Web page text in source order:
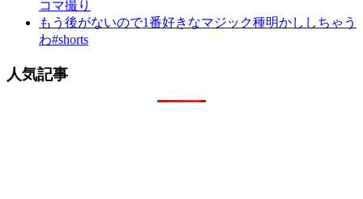
コマ撮り
もう後がないので1番好きなマジック種明かししちゃう
わ#shorts
人気記事